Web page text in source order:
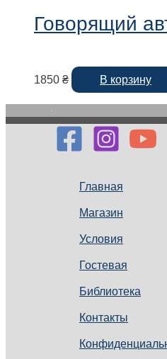
Говорящий
1850 ₴ В корзину
Главная
Магазин
Условия
Гостевая
Библиотека
Контакты